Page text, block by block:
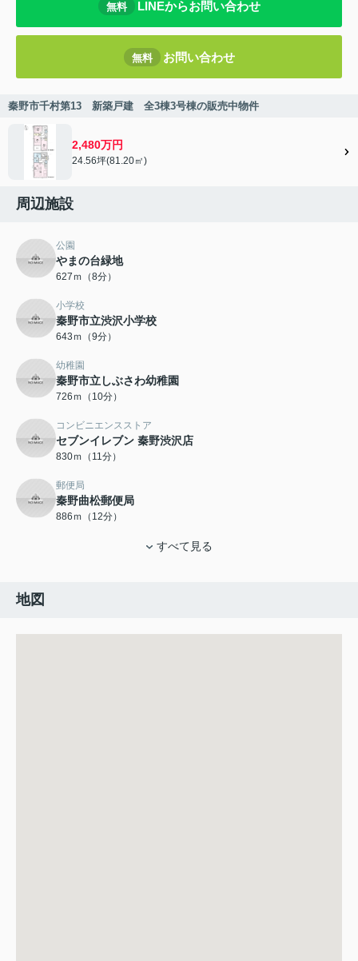
無料 LINEからお問い合わせ
無料 お問い合わせ
秦野市千村第13 新築戸建 全3棟3号棟の販売中物件
2,480万円
24.56坪(81.20㎡)
周辺施設
公園
やまの台緑地
627ｍ（8分）
小学校
秦野市立渋沢小学校
643ｍ（9分）
幼稚園
秦野市立しぶさわ幼稚園
726ｍ（10分）
コンビニエンスストア
セブンイレブン 秦野渋沢店
830ｍ（11分）
郵便局
秦野曲松郵便局
886ｍ（12分）
すべて見る
地図